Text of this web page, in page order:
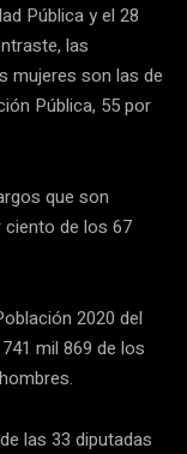
Pública y el 28
las
mujeres son las de
Pública, 55 por
que son
de los 67
2020 del
mil 869 de los
las 33 diputadas